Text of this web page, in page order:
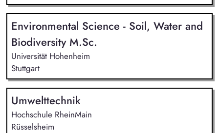
Environmental Science - Soil, Water and
Biodiversity M.Sc.
Universität Hohenheim
Stuttgart
Umwelttechnik
Hochschule RheinMain
Rüsselsheim